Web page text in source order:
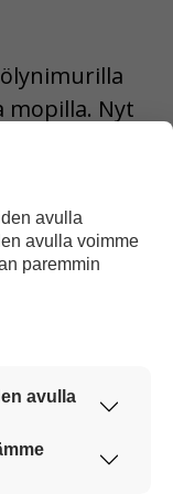
mopilla. Nyt
avulla
avulla voimme
paremmin
avulla
turvallisesti.